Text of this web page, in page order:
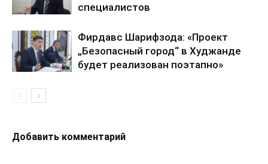
специалистов
Фирдавс Шарифзода: «Проект
„Безопасный город“ в Худжанде
будет реализован поэтапно»
Добавить комментарий